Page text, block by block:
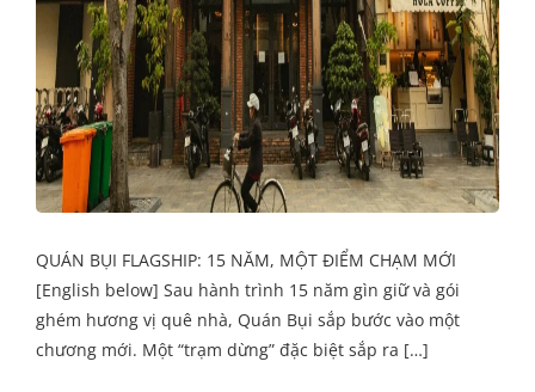
QUÁN BỤI FLAGSHIP: 15 NĂM, MỘT ĐIỂM CHẠM MỚI
[English below] Sau hành trình 15 năm gìn giữ và gói
ghém hương vị quê nhà, Quán Bụi sắp bước vào một
chương mới. Một “trạm dừng” đặc biệt sắp ra […]